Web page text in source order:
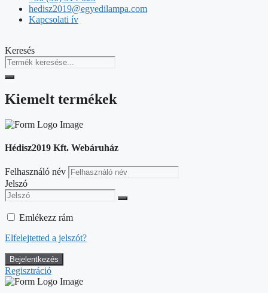
hedisz2019@egyedilampa.com
Kapcsolati ív
Keresés
Kiemelt termékek
Hédisz2019 Kft. Webáruház
Felhasználó név
Jelszó
Emlékezz rám
Elfelejtetted a jelszót?
Regisztráció